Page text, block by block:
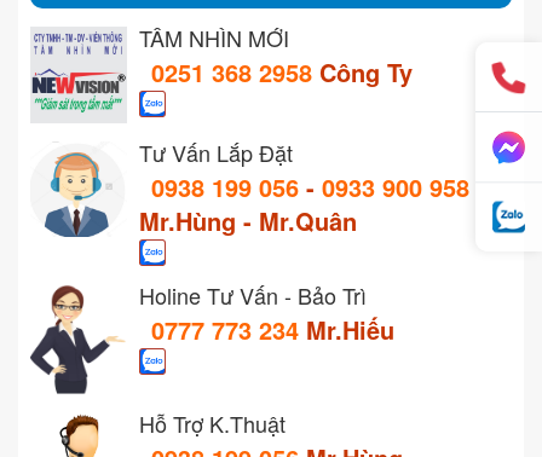
TẦM NHÌN MỚI
0251 368 2958 Công Ty
Tư Vấn Lắp Đặt
0938 199 056 - 0933 900 958
Mr.Hùng - Mr.Quân
Holine Tư Vấn - Bảo Trì
0777 773 234 Mr.Hiếu
Hỗ Trợ K.Thuật